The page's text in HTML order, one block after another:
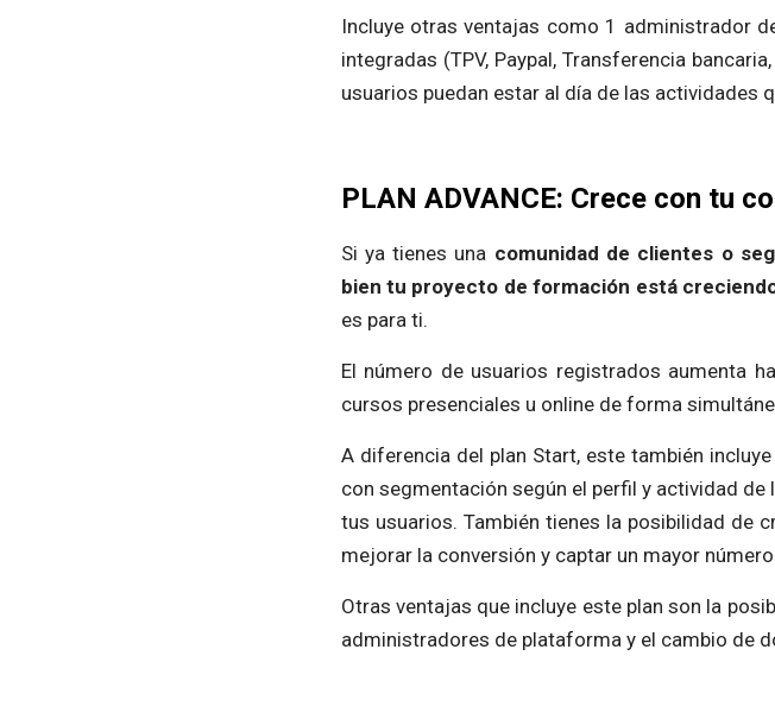
Incluye otras ventajas como 1 administrador
integradas (TPV, Paypal, Transferencia
usuarios puedan estar al día de las actividades
PLAN ADVANCE: Crece con tu
Si ya tienes una comunidad de clientes o
bien tu proyecto de formación está
es para ti.
El número de usuarios registrados aumenta
cursos presenciales u online de forma
A diferencia del plan Start, este también
con segmentación según el perfil y actividad
tus usuarios. También tienes la posibilidad de
mejorar la conversión y captar un mayor
Otras ventajas que incluye este plan son la
administradores de plataforma y el cambio de